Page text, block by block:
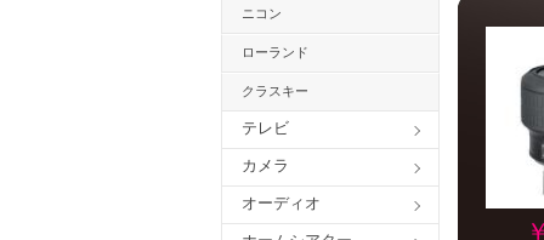
ニコン
ローランド
クラスキー
テレビ
カメラ
オーディオ